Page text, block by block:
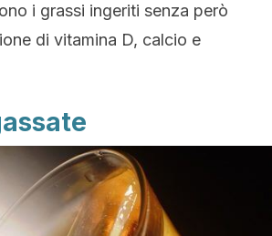
i grassi ingeriti senza però
di vitamina D, calcio e